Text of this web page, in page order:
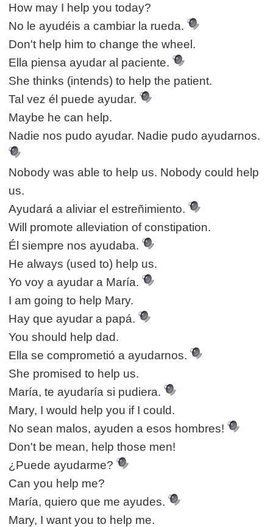
How may I help you today?
No le ayudéis a cambiar la rueda.
Don't help him to change the wheel.
Ella piensa ayudar al paciente.
She thinks (intends) to help the patient.
Tal vez él puede ayudar.
Maybe he can help.
Nadie nos pudo ayudar. Nadie pudo ayudarnos.
Nobody was able to help us. Nobody could help
us.
Ayudará a aliviar el estreñimiento.
Will promote alleviation of constipation.
Él siempre nos ayudaba.
He always (used to) help us.
Yo voy a ayudar a María.
I am going to help Mary.
Hay que ayudar a papá.
You should help dad.
Ella se comprometió a ayudarnos.
She promised to help us.
María, te ayudaría si pudiera.
Mary, I would help you if I could.
No sean malos, ayuden a esos hombres!
Don't be mean, help those men!
¿Puede ayudarme?
Can you help me?
María, quiero que me ayudes.
Mary, I want you to help me.